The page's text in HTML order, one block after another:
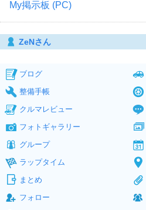
My掲示板 (PC)
ZeNさん
ブログ
整備手帳
クルマレビュー
フォトギャラリー
グループ
ラップタイム
まとめ
フォロー